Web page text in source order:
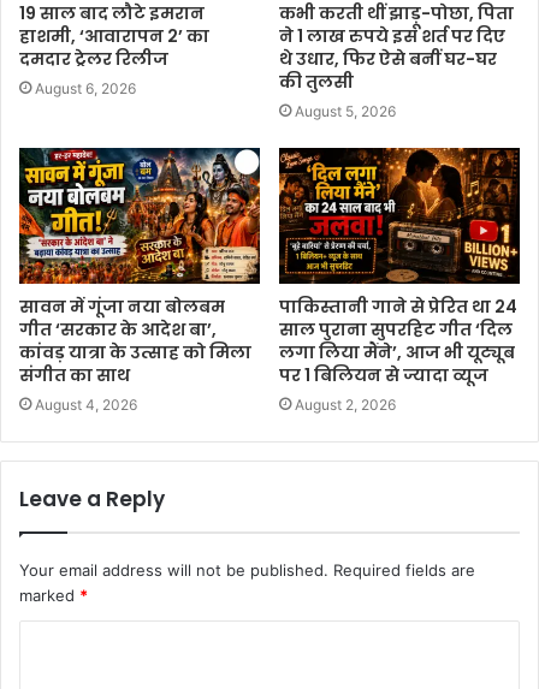
19 साल बाद लौटे इमरान
हाशमी, ‘आवारापन 2’ का
दमदार ट्रेलर रिलीज
August 6, 2026
कभी करती थीं झाड़ू-पोछा, पिता
ने 1 लाख रुपये इस शर्त पर दिए
थे उधार, फिर ऐसे बनीं घर-घर
की तुलसी
August 5, 2026
सावन में गूंजा नया बोलबम
गीत ‘सरकार के आदेश बा’,
कांवड़ यात्रा के उत्साह को मिला
संगीत का साथ
August 4, 2026
पाकिस्तानी गाने से प्रेरित था 24
साल पुराना सुपरहिट गीत ‘दिल
लगा लिया मैंने’, आज भी यूट्यूब
पर 1 बिलियन से ज्यादा व्यूज
August 2, 2026
Leave a Reply
Your email address will not be published. Required fields are
marked *